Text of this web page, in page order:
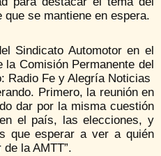
se mantiene en espera.
Sindicato Automotor en el
Comisión Permanente del
Radio Fe y Alegría Noticias
Primero, la reunión en
dar por la misma cuestión
el país, las elecciones, y
que esperar a ver a quién
la AMTT”.